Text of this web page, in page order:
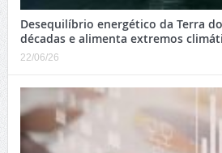
Desequilíbrio energético da Terra
décadas e alimenta extremos
22/06/26